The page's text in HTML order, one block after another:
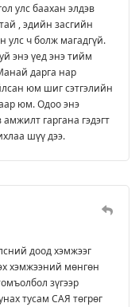
улс баахан элдэв
, эдийн засгийн
улс ч болж магадгүй.
энэ үед энэ тийм
дарга нар
юм шиг сэтгэлийн
юм. Одоо энэ
гаргана гэдэгт
шүү дээ.
доод хэмжээг
хэмжээний мөнгөн
зүгээр
тусам САЯ төгрөг